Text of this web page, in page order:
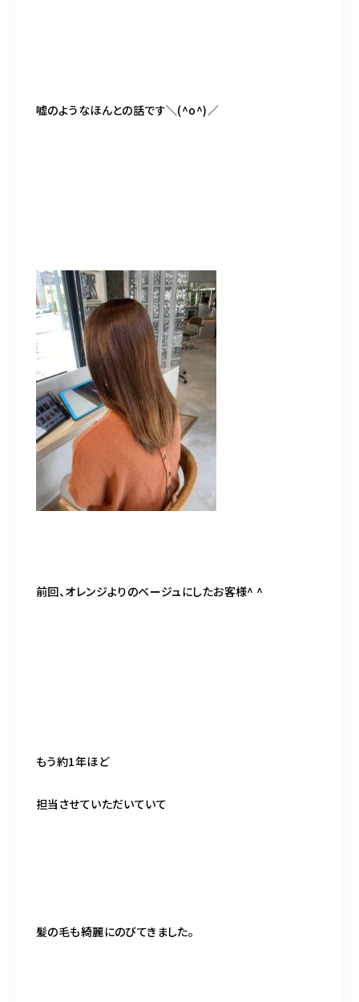
嘘のようなほんとの話です＼(^o^)／
前回、オレンジよりのベージュにしたお客様^ ^
もう約1年ほど
担当させていただいていて
髪の毛も綺麗にのびてきました。